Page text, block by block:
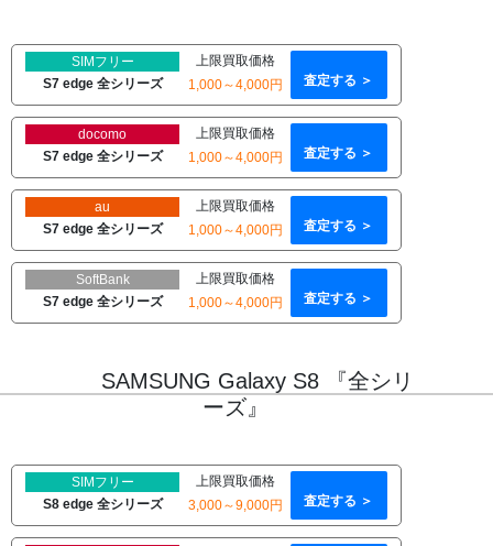
SIMフリー
S7 edge 全シリーズ
上限買取価格
1,000～4,000円
査定する ＞
docomo
S7 edge 全シリーズ
上限買取価格
1,000～4,000円
査定する ＞
au
S7 edge 全シリーズ
上限買取価格
1,000～4,000円
査定する ＞
SoftBank
S7 edge 全シリーズ
上限買取価格
1,000～4,000円
査定する ＞
SAMSUNG Galaxy S8 『全シリ
ーズ』
SIMフリー
S8 edge 全シリーズ
上限買取価格
3,000～9,000円
査定する ＞